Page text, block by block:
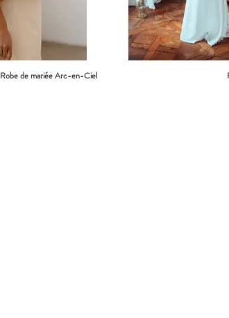
Robe de mariée Arc-en-Ciel